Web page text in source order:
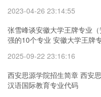
2023-04-26 23:14:55
张雪峰谈安徽大学王牌专业
强的10个专业 安徽大学王牌
2025-09-22 23:16:16
西安思源学院招生简章 西安
汉语国际教育专业代码